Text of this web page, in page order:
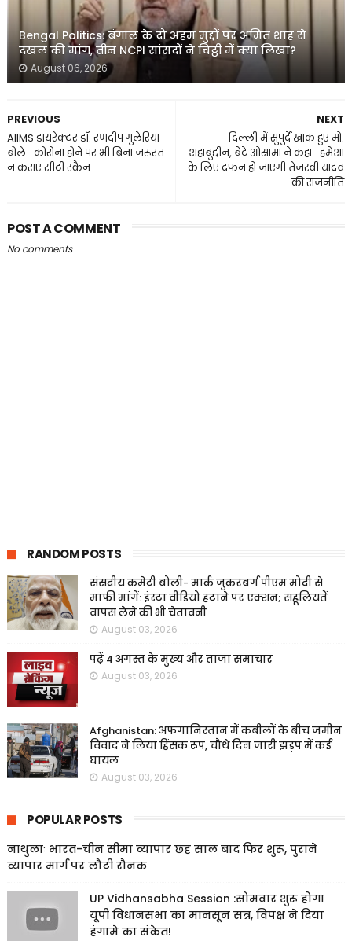
Bengal Politics: बंगाल के दो अहम मुद्दों पर अमित शाह से
दखल की मांग, तीन NCPI सांसदों ने चिट्ठी में क्या लिखा?
August 06, 2026
NEXT
दिल्ली में सुपुर्दे खाक हुए मो.
शहाबुद्दीन, बेटे ओसामा ने कहा- हमेशा
के लिए दफन हो जाएगी तेजस्वी यादव
की राजनीति
PREVIOUS
AIIMS डायरेक्टर डॉ. रणदीप गुलेरिया
बोले- कोरोना होने पर भी बिना जरूरत
न कराएं सीटी स्कैन
POST A COMMENT
No comments
RANDOM POSTS
संसदीय कमेटी बोली- मार्क जुकरबर्ग पीएम मोदी से
माफी मांगें: इंस्टा वीडियो हटाने पर एक्शन; सहूलियतें
वापस लेने की भी चेतावनी
August 03, 2026
पढ़ें 4 अगस्त के मुख्य और ताजा समाचार
August 03, 2026
Afghanistan: अफगानिस्तान में कबीलों के बीच जमीन
विवाद ने लिया हिंसक रूप, चौथे दिन जारी झड़प में कई
घायल
August 03, 2026
POPULAR POSTS
नाथुलाः भारत-चीन सीमा व्यापार छह साल बाद फिर शुरू, पुराने
व्यापार मार्ग पर लौटी रौनक
UP Vidhansabha Session :सोमवार शुरू होगा
यूपी विधानसभा का मानसून सत्र, विपक्ष ने दिया
हंगामे का संकेत!